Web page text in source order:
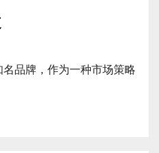
品牌，作为一种市场策略